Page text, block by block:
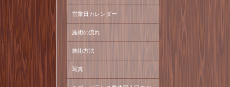
営業日カレンダー
施術の流れ
施術方法
写真